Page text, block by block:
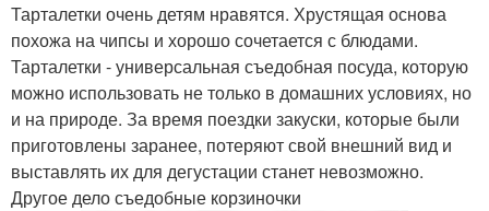
Тарталетки очень детям нравятся. Хрустящая основа
похожа на чипсы и хорошо сочетается с блюдами.
Тарталетки - универсальная съедобная посуда, которую
можно использовать не только в домашних условиях, но
и на природе. За время поездки закуски, которые были
приготовлены заранее, потеряют свой внешний вид и
выставлять их для дегустации станет невозможно.
Другое дело съедобные корзиночки